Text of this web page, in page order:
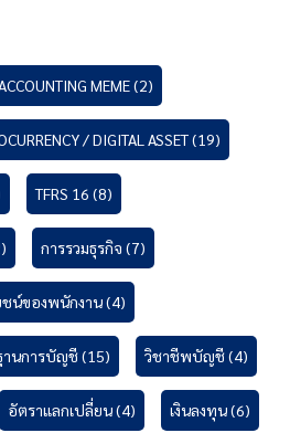
MEME(2)
/ DIGITAL ASSET(19)
TFRS 16 (8)
การรวมธุรกิจ (7)
น์ของพนักงาน(4)
านการบัญชี(15) วิชาชีพบัญชี(4)
อัตราแลกเปลี่ยน(4) เงินลงทุน(6)